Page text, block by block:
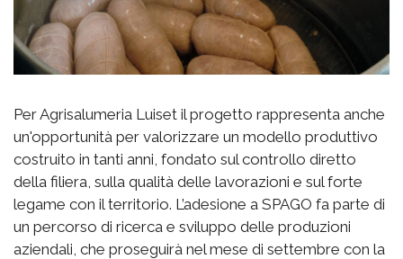
Per Agrisalumeria Luiset il progetto rappresenta anche
un'opportunità per valorizzare un modello produttivo
costruito in tanti anni, fondato sul controllo diretto
della filiera, sulla qualità delle lavorazioni e sul forte
legame con il territorio. L’adesione a SPAGO fa parte di
un percorso di ricerca e sviluppo delle produzioni
aziendali, che proseguirà nel mese di settembre con la